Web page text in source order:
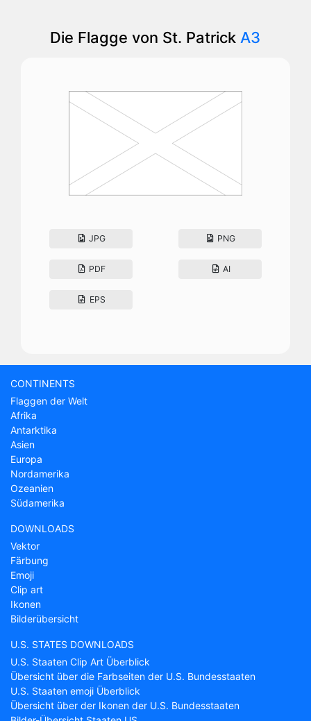
Die Flagge von St. Patrick A3
JPG PNG
PDF AI
EPS
CONTINENTS
Flaggen der Welt
Afrika
Antarktika
Asien
Europa
Nordamerika
Ozeanien
Südamerika
DOWNLOADS
Vektor
Färbung
Emoji
Clip art
Ikonen
Bilderübersicht
U.S. STATES DOWNLOADS
U.S. Staaten Clip Art Überblick
Übersicht über die Farbseiten der U.S. Bundesstaaten
U.S. Staaten emoji Überblick
Übersicht über der Ikonen der U.S. Bundesstaaten